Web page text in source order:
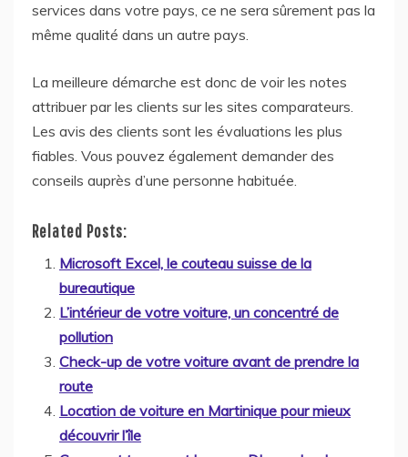
services dans votre pays, ce ne sera sûrement pas la
même qualité dans un autre pays.
La meilleure démarche est donc de voir les notes
attribuer par les clients sur les sites comparateurs.
Les avis des clients sont les évaluations les plus
fiables. Vous pouvez également demander des
conseils auprès d’une personne habituée.
Related Posts:
Microsoft Excel, le couteau suisse de la
bureautique
L’intérieur de votre voiture, un concentré de
pollution
Check-up de votre voiture avant de prendre la
route
Location de voiture en Martinique pour mieux
découvrir l’île